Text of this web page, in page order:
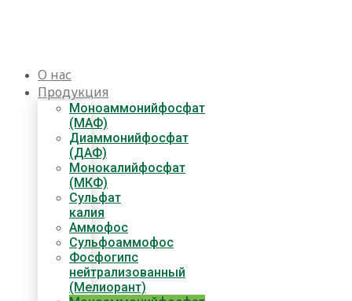
О нас
Продукция
Моноаммонийфосфат
(МАФ)
Диаммонийфосфат
(ДАФ)
Монокалийфосфат
(МКФ)
Сульфат
калия
Аммофос
Сульфоаммофос
Фосфогипс
нейтрализованный
(Мелиорант)